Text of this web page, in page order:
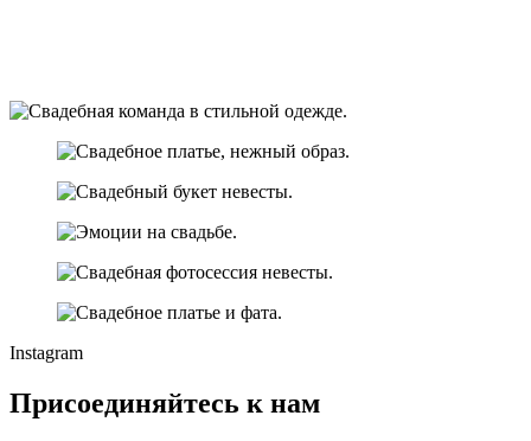
Instagram
Присоединяйтесь к нам